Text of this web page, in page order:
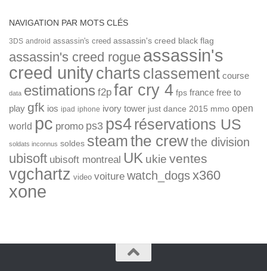
NAVIGATION PAR MOTS CLÉS
3DS android assassin's creed assassin's creed black flag
assassin's creed rogue assassin's
creed unitycharts classement course
data estimations f2p far cry 4 fps france free to
play gfk ios ipad iphone ivory tower just dance 2015 mmo open
world pc promo ps3 ps4réservations US
soldats inconnus soldes steamthe crewthe division
ubisoft ubisoft montreal UK ukie ventes
vgchartz video voiture watch_dogsx360
xone